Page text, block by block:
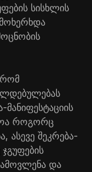
სისხლის
რომ
მანიფესტაციის
როგორც
ასევე შეკრება-
და